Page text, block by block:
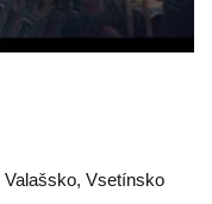
Valašsko, Vsetínsko